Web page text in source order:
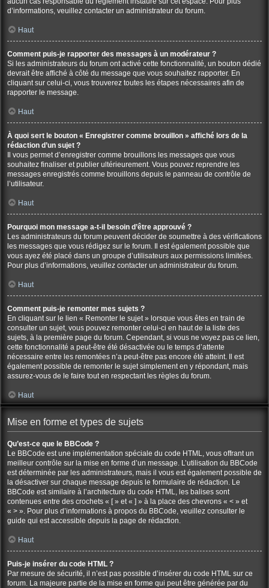
d’informations, veuillez contacter un administrateur du forum.
Haut
Comment puis-je rapporter des messages à un modérateur ?
Si les administrateurs du forum ont activé cette fonctionnalité, un bouton dédié
devrait être affiché à côté du message que vous souhaitez rapporter. En
cliquant sur celui-ci, vous trouverez toutes les étapes nécessaires afin de
rapporter le message.
Haut
À quoi sert le bouton « Enregistrer comme brouillon » affiché lors de la
rédaction d’un sujet ?
Il vous permet d’enregistrer comme brouillons les messages que vous
souhaitez finaliser et publier ultérieurement. Vous pouvez reprendre les
messages enregistrés comme brouillons depuis le panneau de contrôle de
l’utilisateur.
Haut
Pourquoi mon message a-t-il besoin d’être approuvé ?
Les administrateurs du forum peuvent décider de soumettre à des vérifications
les messages que vous rédigez sur le forum. Il est également possible que
vous ayez été placé dans un groupe d’utilisateurs aux permissions limitées.
Pour plus d’informations, veuillez contacter un administrateur du forum.
Haut
Comment puis-je remonter mes sujets ?
En cliquant sur le lien « Remonter le sujet » lorsque vous êtes en train de
consulter un sujet, vous pouvez remonter celui-ci en haut de la liste des
sujets, à la première page du forum. Cependant, si vous ne voyez pas ce lien,
cette fonctionnalité a peut-être été désactivée ou le temps d’attente
nécessaire entre les remontées n’a peut-être pas encore été atteint. Il est
également possible de remonter le sujet simplement en y répondant, mais
assurez-vous de le faire tout en respectant les règles du forum.
Haut
Mise en forme et types de sujets
Qu’est-ce que le BBCode ?
Le BBCode est une implémentation spéciale du code HTML, vous offrant un
meilleur contrôle sur la mise en forme d’un message. L’utilisation du BBCode
est déterminée par les administrateurs, mais il vous est également possible de
la désactiver sur chaque message depuis le formulaire de rédaction. Le
BBCode est similaire à l’architecture du code HTML, les balises sont
contenues entre des crochets « [ » et « ] » à la place des chevrons « < » et
« > ». Pour plus d’informations à propos du BBCode, veuillez consulter le
guide qui est accessible depuis la page de rédaction.
Haut
Puis-je insérer du code HTML ?
Par mesure de sécurité, il n’est pas possible d’insérer du code HTML sur ce
forum. La majeure partie de la mise en forme qui peut être générée par du